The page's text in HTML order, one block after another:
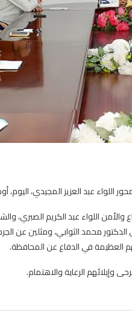
عبد العزيز المجيدي، اليوم،
اللواء عبد الكريم الصبري،
محمد الثوابي، ومثلين عن
العظيمة في الدفاع عن المحافظة.
وإيلائهم الرعاية والاهتمام.